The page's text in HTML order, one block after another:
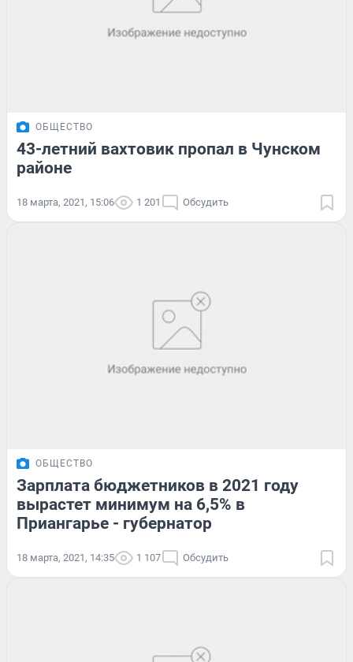
ОБЩЕСТВО
43-летний вахтовик пропал в Чунском
районе
18 марта, 2021, 15:06 1 201 Обсудить
ОБЩЕСТВО
Зарплата бюджетников в 2021 году
вырастет минимум на 6,5% в
Приангарье - губернатор
18 марта, 2021, 14:35 1 107 Обсудить